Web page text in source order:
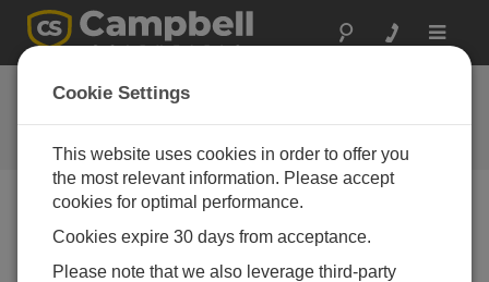
Toggle
よくある質問
当社の製品とソリューションに関
するよくある質問
アンテナを選択する際にはどのような基準を
使用すればよいでしょうか?
Cookie Settings
This website uses cookies in order to offer you
the most relevant information. Please accept
cookies for optimal performance.
Cookies expire 30 days from acceptance.
Please note that we also leverage third-party